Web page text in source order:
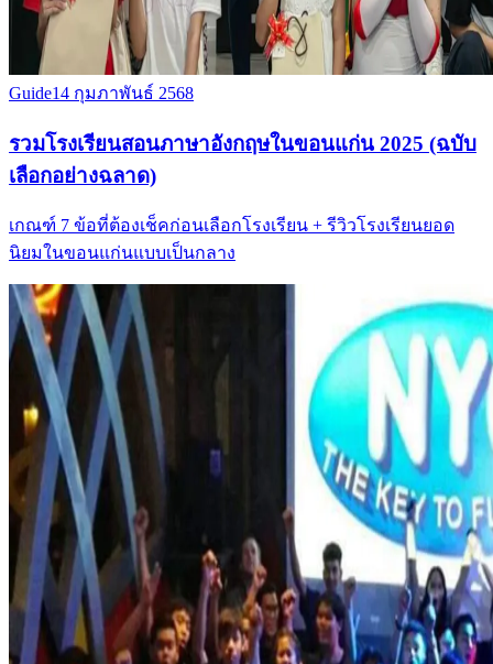
Guide14 กุมภาพันธ์ 2568
รวมโรงเรียนสอนภาษาอังกฤษในขอนแก่น 2025 (ฉบับ
เลือกอย่างฉลาด)
เกณฑ์ 7 ข้อที่ต้องเช็คก่อนเลือกโรงเรียน + รีวิวโรงเรียนยอด
นิยมในขอนแก่นแบบเป็นกลาง